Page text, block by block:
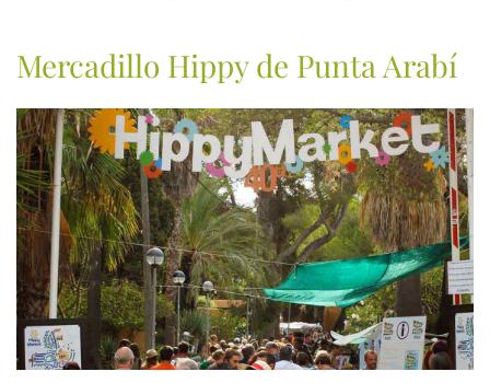
Mercadillo Hippy de Punta Arabí